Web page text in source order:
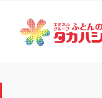
ッ
ん
の